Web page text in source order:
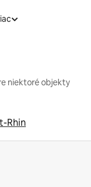
niektoré objekty
Rhin